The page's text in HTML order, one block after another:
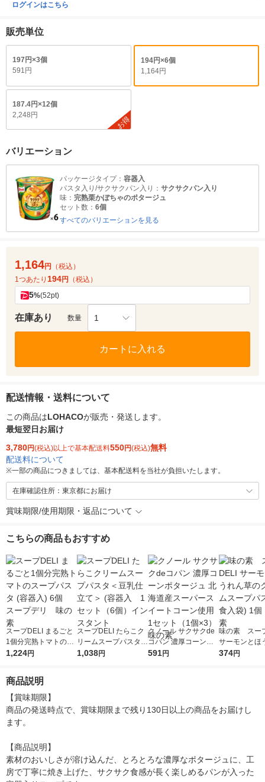
ログインはこちら
販売単位
197円×3個
591円
194円×6個
1,164円
187.4円×12個
2,248円
お得
バリエーション
パッケージタイプ： 容器入
パスタ入り/サクサクパン入り： サクサクパン入り
味： 完熟栗かぼちゃのポタージュ
セット数： 6個
すべてのバリエーションを見る
1,164円
（税込）
1つあたり 194円 （税込）
5%(52pt)
在庫あり 数量 1
カートに入れる
配送情報・送料について
この商品はLOHACOが販売・発送します。
最短翌日お届け
3,780円(税込)以上で基本配送料550円(税込)無料
配送料について
※一部の商品につきましては、基本配送料を当社が負担いたします。
在庫確認住所：東京都にお届け
賞味期限/使用期限・返品について
こちらの商品もおすすめ
スープDELI まるごと
1個分完熟トマトのス
ープパスタ (容器入) 6
1,224円
スープDELI たらこク
リームスープパスタ＜
豆乳仕立て＞ (容器
1,038円
クノール サクサクde
コパン 濃厚コーンポ
タージュ 北海道産ス
591円
味の素 スー
サーモンとほ
のクリームス
374円
商品説明
【賞味期限】
商品の発送時点で、賞味期限まで残り130日以上の商品をお届けし
ます。
【商品説明】
素材のおいしさが溶け込んだ、とろとろな濃厚なポタージュに、工
房で丁寧に焼き上げた、サクサク食感が長く楽しめるパンが入った